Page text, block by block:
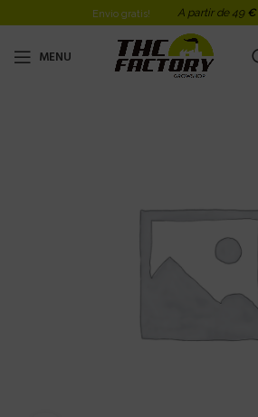
Envio gratis! A partir de 49 €
MENU